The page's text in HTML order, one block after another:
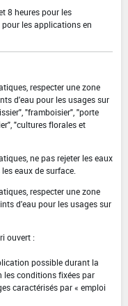
8 heures pour les
les applications en
respecter une zone
d'eau pour les usages sur
"framboisier", "porte
"cultures florales et
ne pas rejeter les eaux
eaux de surface.
respecter une zone
d'eau pour les usages sur
ouvert :
possible durant la
les conditions fixées par
caractérisés par « emploi